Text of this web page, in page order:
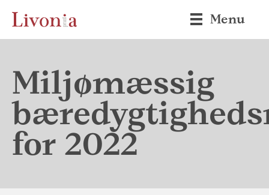
Menu
Miljømæssig
for 2022